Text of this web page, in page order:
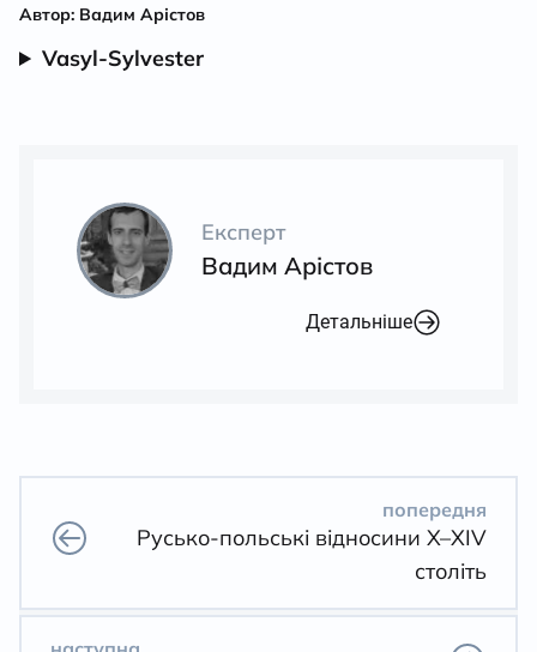
Автор: Вадим Арістов
Vasyl-Sylvester
Експерт
Вадим Арістов
Детальніше
попередня
Русько-польські відносини Х–XIV
століть